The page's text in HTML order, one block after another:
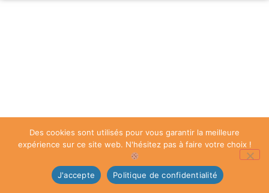
Des cookies sont utilisés pour vous garantir la meilleure
expérience sur ce site web. N'hésitez pas à faire votre choix !
J'accepte Politique de confidentialité